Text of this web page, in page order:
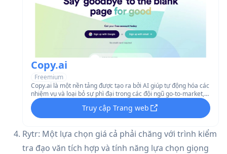
Copy.ai
Freemium
Copy.ai là một nền tảng được tạo ra bởi AI giúp tự động hóa các
nhiệm vụ và loại bỏ sự phì đại trong các đội ngũ go-to-market,
nâng cao quy trình bán hàng và tiếp thị.
Truy cập Trang web
Rytr: Một lựa chọn giá cả phải chăng với trình kiểm
tra đạo văn tích hợp và tính năng lựa chọn giọng